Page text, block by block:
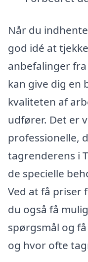
Når du
god idé at
anbefalinger
kan give dig en
kvaliteten af
udfører. Det er
professionelle,
tagrenderens i
de specielle
Ved at få priser
du også få
spørgsmål og
og hvor ofte